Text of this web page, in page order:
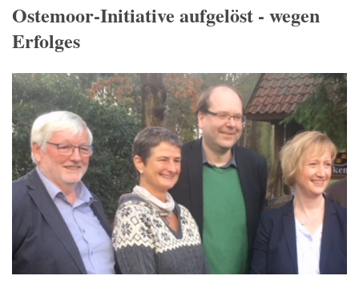
Ostemoor-Initiative aufgelöst - wegen
Erfolges